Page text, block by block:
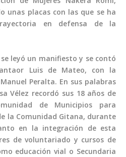
unas placas con las que se ha
en defensa de la
leyó un manifiesto y se contó
Luis de Mateo, con la
Peralta. En sus palabras
Vélez recordó sus 18 años de
de Municipios para
la Comunidad Gitana, durante
en la integración de esta
de voluntariado y cursos de
educación vial o Secundaria